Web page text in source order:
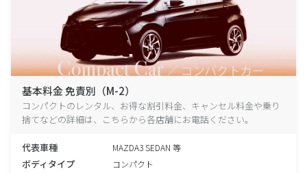
基本料金 免責別（M-2）
コンパクトのレンタル、お得な割引料金、キャンセル料金や乗り
捨てなどの詳細は、こちらから各店舗にお電話ください。
代表車種 MAZDA3 SEDAN 等
ボディタイプ コンパクト